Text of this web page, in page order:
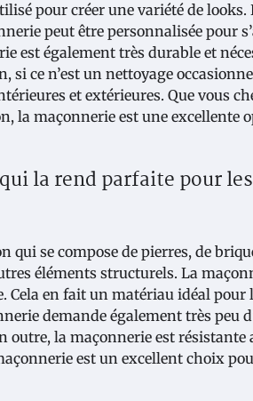
pour créer une variété de looks.
peut être personnalisée pour
est également très durable et
ce n’est un nettoyage
et extérieures. Que vous
la maçonnerie est une excellente
la rend parfaite pour
se compose de pierres, de
éléments structurels. La
Cela en fait un matériau idéal
demande également très peu
outre, la maçonnerie est
est un excellent choix